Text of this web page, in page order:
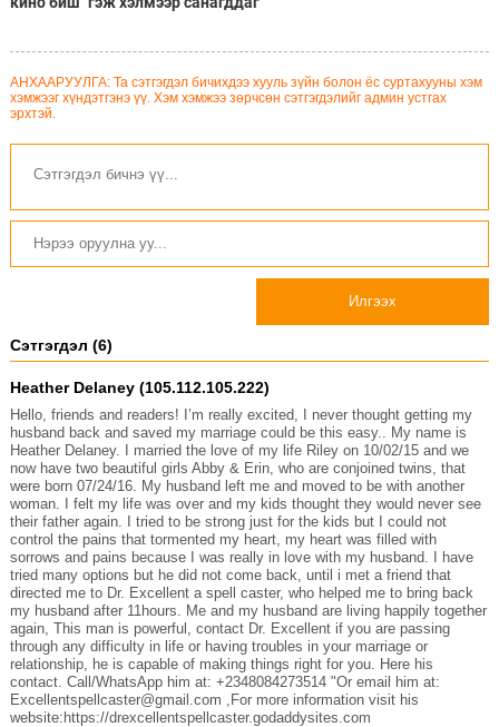
АНХААРУУЛГА: Та сэтгэгдэл бичихдээ хууль зүйн болон ёс суртахууны хэм
хэмжээг хүндэтгэнэ үү. Хэм хэмжээ зөрчсөн сэтгэгдэлийг админ устгах
эрхтэй.
Илгээх
Сэтгэгдэл (6)
Heather Delaney (105.112.105.222)
Hello, friends and readers! I’m really excited, I never thought getting my
husband back and saved my marriage could be this easy.. My name is
Heather Delaney. I married the love of my life Riley on 10/02/15 and we
now have two beautiful girls Abby & Erin, who are conjoined twins, that
were born 07/24/16. My husband left me and moved to be with another
woman. I felt my life was over and my kids thought they would never see
their father again. I tried to be strong just for the kids but I could not
control the pains that tormented my heart, my heart was filled with
sorrows and pains because I was really in love with my husband. I have
tried many options but he did not come back, until i met a friend that
directed me to Dr. Excellent a spell caster, who helped me to bring back
my husband after 11hours. Me and my husband are living happily together
again, This man is powerful, contact Dr. Excellent if you are passing
through any difficulty in life or having troubles in your marriage or
relationship, he is capable of making things right for you. Here his
contact. Call/WhatsApp him at: +2348084273514 "Or email him at:
Excellentspellcaster@gmail.com ,For more information visit his
website:https://drexcellentspellcaster.godaddysites.com